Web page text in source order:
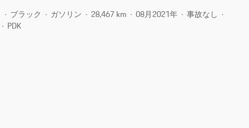
ブラック ガソリン 28,467 km 08月​2021年
事故なし
PDK